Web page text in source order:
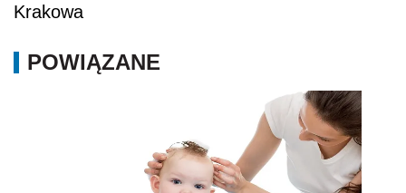
Krakowa
POWIĄZANE